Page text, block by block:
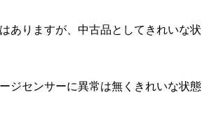
ありますが、中古品としてきれいな状
ジセンサーに異常は無くきれいな状態